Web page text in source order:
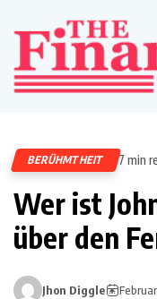
BERÜHMTHEIT 7 min
Wer ist
über den
Jhon Diggle